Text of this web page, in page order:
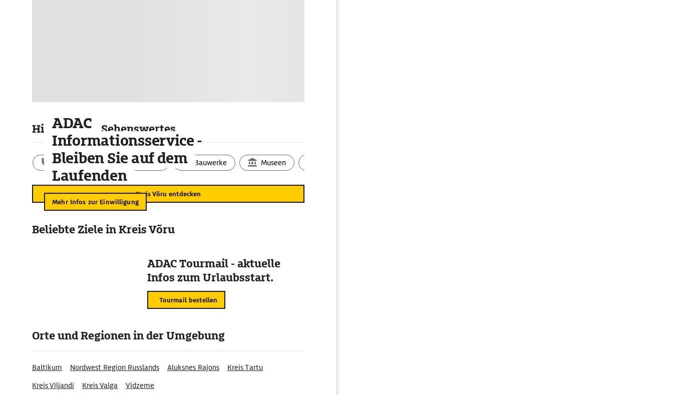
Highlights & Sehenswertes
Aktivitäten Landschaft Bauwerke Museen
Kreis Võru entdecken
ADAC
Informationsservice -
Bleiben Sie auf dem
Laufenden
Mehr Infos zur Einwilligung
Beliebte Ziele in Kreis Võru
ADAC Tourmail - aktuelle
Infos zum Urlaubsstart.
Tourmail bestellen
Orte und Regionen in der Umgebung
Baltikum Nordwest Region Russlands Aluksnes Rajons
Kreis Tartu
Kreis Viljandi
Kreis Valga Vidzeme